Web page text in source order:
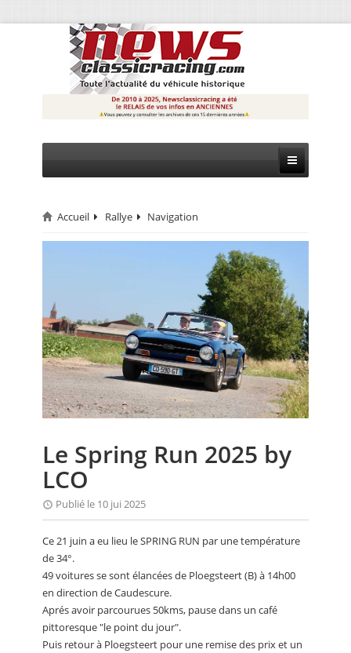
CIRCUIT
EVÈNEMENTS
CALENDRIER
FOCUS
ANNUAIRES
PETITES ANNONCES
Accueil Rallye Navigation
Le Spring Run 2025 by
LCO
Publié le 10 jui 2025
Ce 21 juin a eu lieu le SPRING RUN par une température
de 34°.
49 voitures se sont élancées de Ploegsteert (B) à 14h00
en direction de Caudescure.
Aprés avoir parcourues 50kms, pause dans un café
pittoresque "le point du jour".
Puis retour à Ploegsteert pour une remise des prix et un